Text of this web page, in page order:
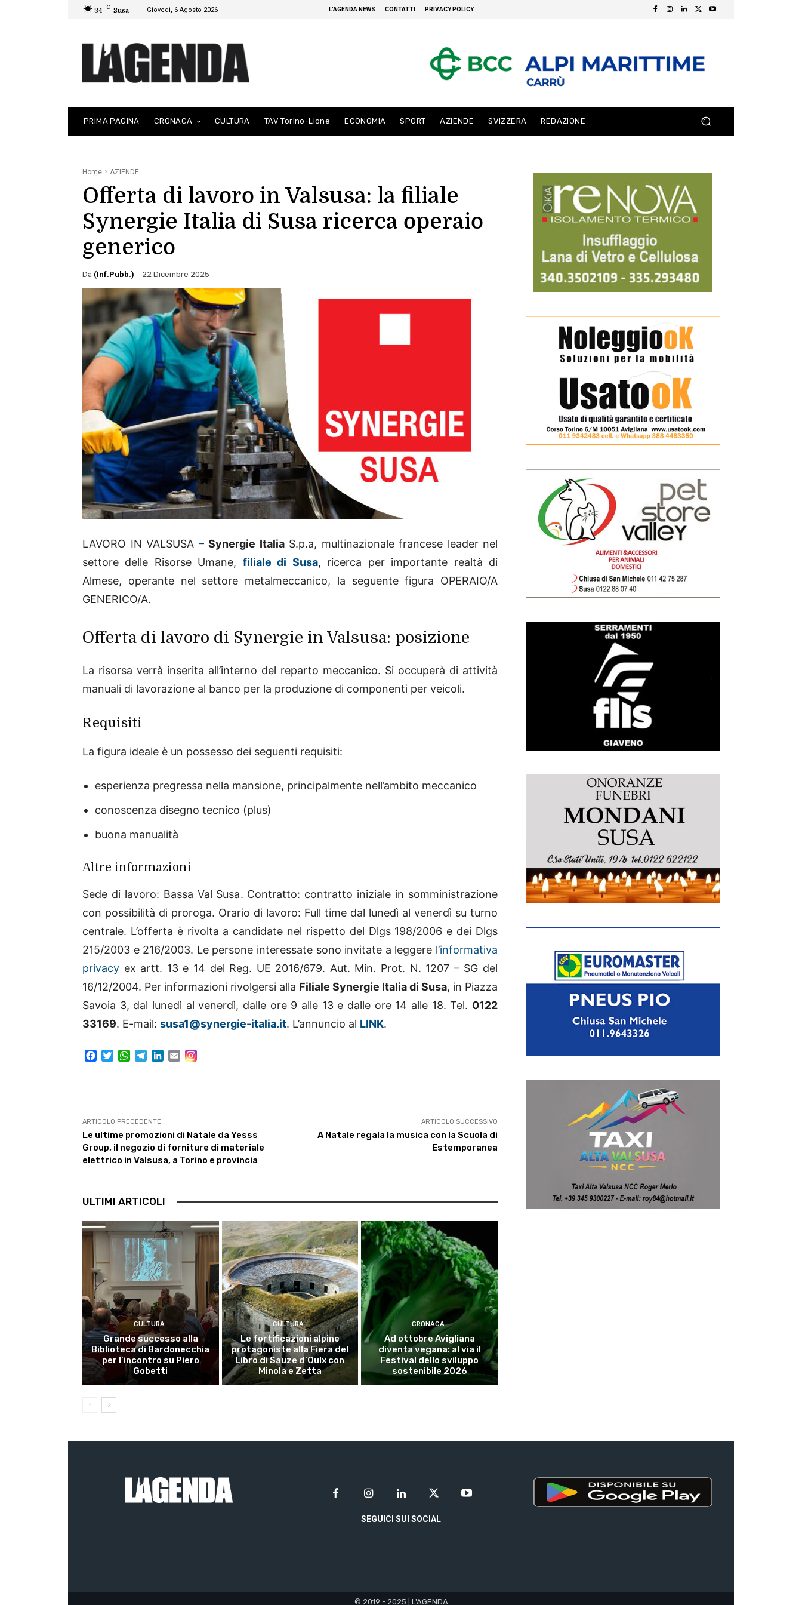
34 C Susa Giovedì, 6 Agosto 2026 L’AGENDA NEWS CONTATTI PRIVACY POLICY
PRIMA PAGINA CRONACA CULTURA TAV Torino-Lione ECONOMIA SPORT AZIENDE SVIZZERA REDAZIONE
Home AZIENDE
Offerta di lavoro in Valsusa: la filiale
Synergie Italia di Susa ricerca operaio
generico
Da (Inf.Pubb.) 22 Dicembre 2025
LAVORO IN VALSUSA – Synergie ItaliaS.p.a, multinazionale francese leader nel
settore delle Risorse Umane, filiale di Susa, ricerca per importante realtà di
Almese, operante nel settore metalmeccanico, la seguente figura OPERAIO/A
GENERICO/A.
Offerta di lavoro di Synergie in Valsusa: posizione
La risorsa verrà inserita all’interno del reparto meccanico. Si occuperà di attività
manuali di lavorazione al banco per la produzione di componenti per veicoli.
Requisiti
La figura ideale è un possesso dei seguenti requisiti:
esperienza pregressa nella mansione, principalmente nell’ambito meccanico
conoscenza disegno tecnico (plus)
buona manualità
Altre informazioni
Sede di lavoro: Bassa Val Susa. Contratto: contratto iniziale in somministrazione
con possibilità di proroga. Orario di lavoro: Full time dal lunedì al venerdì su turno
centrale. L’offerta è rivolta a candidatə nel rispetto del Dlgs 198/2006 e dei Dlgs
215/2003 e 216/2003. Le persone interessate sono invitate a leggere l’informativa
privacy ex artt. 13 e 14 del Reg. UE 2016/679. Aut. Min. Prot. N. 1207 – SG del
16/12/2004. Per informazioni rivolgersi alla Filiale Synergie Italia di Susa, in Piazza
Savoia 3, dal lunedì al venerdì, dalle ore 9 alle 13 e dalle ore 14 alle 18. Tel. 0122
33169. E-mail: susa1@synergie-italia.it. L’annuncio al LINK.
o
k
r
W
p
p
a
m
n
E
ARTICOLO PRECEDENTE
Le ultime promozioni di Natale da Yesss
Group, il negozio di forniture di materiale
elettrico in Valsusa, a Torino e provincia
ARTICOLO SUCCESSIVO
A Natale regala la musica con la Scuola di
Estemporanea
ULTIMI ARTICOLI
CULTURA
Grande successo alla
Biblioteca di Bardonecchia
per l’incontro su Piero
Gobetti
CULTURA
Le fortificazioni alpine
protagoniste alla Fiera del
Libro di Sauze d’Oulx con
Minola e Zetta
CRONACA
Ad ottobre Avigliana
diventa vegana: al via il
Festival dello sviluppo
sostenibile 2026
SEGUICI SUI SOCIAL
© 2019 - 2025 | L'AGENDA